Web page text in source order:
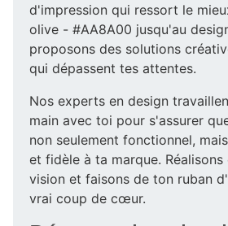
d'impression qui ressort le
olive - #AA8A00 jusqu'au
proposons des solutions
qui dépassent tes attentes.
Nos experts en design
main avec toi pour s'assurer
non seulement fonctionnel,
et fidèle à ta marque. Réalisons
vision et faisons de ton ruban
vrai coup de cœur.